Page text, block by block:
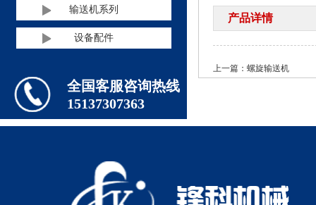
输送机系列
设备配件
全国客服咨询热线
15137307363
产品详情
上一篇： 螺旋输送机